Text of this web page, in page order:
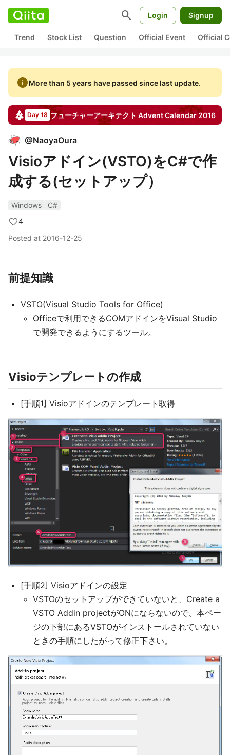
search Login Signup
Trend Stock List Question Official Event Official
infoMore than 5 years have passed since last update.
Day 18 フューチャーアーキテクト Advent Calendar2016
@NaoyaOura
Visioアドイン(VSTO)をC#で作
成する(セットアップ）
Windows
C#
4
Posted at 2016-12-25
前提知識
VSTO(Visual Studio Tools for Office)
Officeで利用できるCOMアドインをVisual Studio
で開発できるようにするツール。
Visioテンプレートの作成
[手順1] Visioアドインのテンプレート取得
[手順2] Visioアドインの設定
VSTOのセットアップができていないと、Create a
VSTO Addin projectがONにならないので、本ペー
ジの下部にあるVSTOがインストールされていない
ときの手順にしたがって修正下さい。